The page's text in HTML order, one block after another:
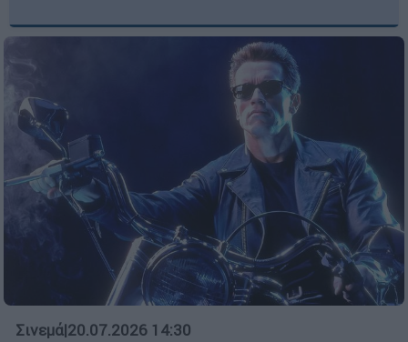
Σινεμά|20.07.2026 14:30